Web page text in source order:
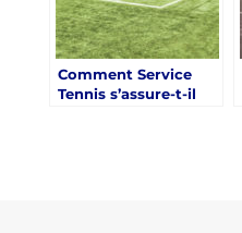
Comment Service
Tennis s’assure-t-il